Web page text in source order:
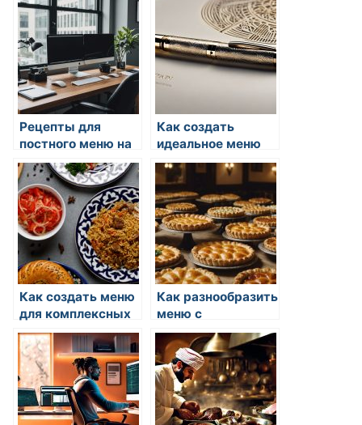
Рецепты для
постного меню на
праздники
Как создать
идеальное меню
для
романтического
ужина
Как создать меню
для комплексных
праздников
Как разнообразить
меню с
морепродуктами